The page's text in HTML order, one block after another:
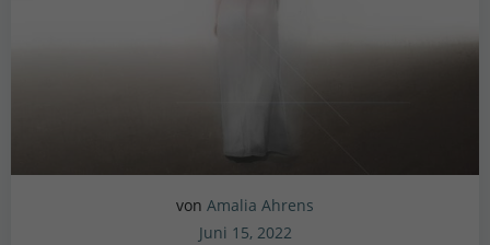
von Amalia Ahrens
Juni 15, 2022